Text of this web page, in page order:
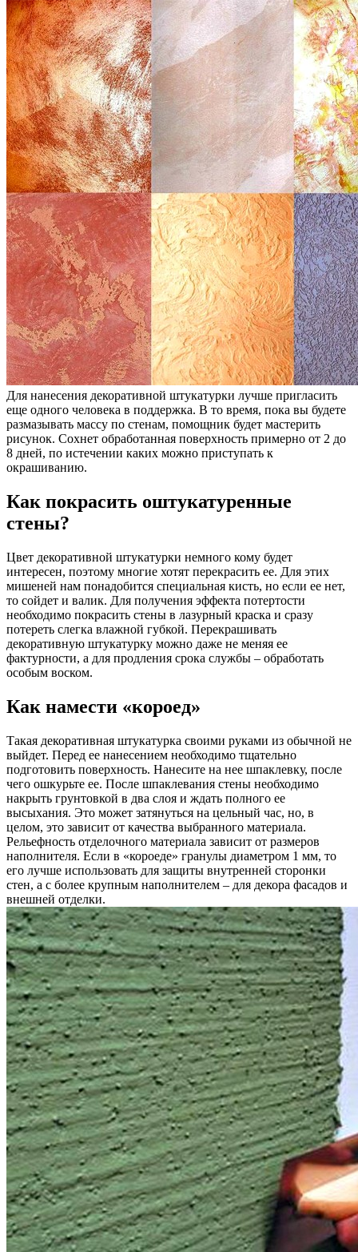
Для нанесения декоративной штукатурки лучше пригласить
еще одного человека в поддержка. В то время, пока вы будете
размазывать массу по стенам, помощник будет мастерить
рисунок. Сохнет обработанная поверхность примерно от 2 до
8 дней, по истечении каких можно приступать к
окрашиванию.
Как покрасить оштукатуренные
стены?
Цвет декоративной штукатурки немного кому будет
интересен, поэтому многие хотят перекрасить ее. Для этих
мишеней нам понадобится специальная кисть, но если ее нет,
то сойдет и валик. Для получения эффекта потертости
необходимо покрасить стены в лазурный краска и сразу
потереть слегка влажной губкой. Перекрашивать
декоративную штукатурку можно даже не меняя ее
фактурности, а для продления срока службы – обработать
особым воском.
Как намести «короед»
Такая декоративная штукатурка своими руками из обычной не
выйдет. Перед ее нанесением необходимо тщательно
подготовить поверхность. Нанесите на нее шпаклевку, после
чего ошкурьте ее. После шпаклевания стены необходимо
накрыть грунтовкой в два слоя и ждать полного ее
высыхания. Это может затянуться на цельный час, но, в
целом, это зависит от качества выбранного материала.
Рельефность отделочного материала зависит от размеров
наполнителя. Если в «короеде» гранулы диаметром 1 мм, то
его лучше использовать для защиты внутренней сторонки
стен, а с более крупным наполнителем – для декора фасадов и
внешней отделки.